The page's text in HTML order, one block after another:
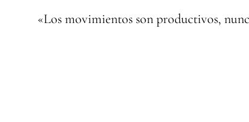
«Los movimientos son productivos,